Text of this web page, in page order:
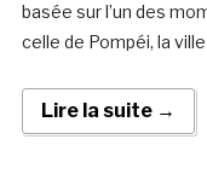
basée sur l’un des
celle de Pompéi, la
Lire la suite →